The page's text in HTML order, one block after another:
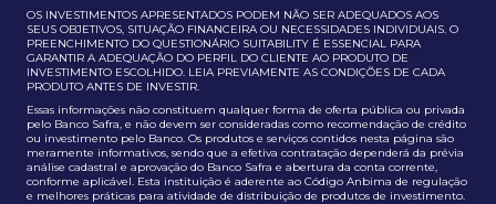
OS INVESTIMENTOS APRESENTADOS PODEM NÃO SER ADEQUADOS AOS
SEUS OBJETIVOS, SITUAÇÃO FINANCEIRA OU NECESSIDADES INDIVIDUAIS. O
PREENCHIMENTO DO QUESTIONÁRIO SUITABILITY É ESSENCIAL PARA
GARANTIR A ADEQUAÇÃO DO PERFIL DO CLIENTE AO PRODUTO DE
INVESTIMENTO ESCOLHIDO. LEIA PREVIAMENTE AS CONDIÇÕES DE CADA
PRODUTO ANTES DE INVESTIR.
Essas informações não constituem qualquer forma de oferta pública ou privada
pelo Banco Safra, e não devem ser consideradas como recomendação de crédito
ou investimento pelo Banco. Os produtos e serviços contidos nesta página são
meramente informativos, sendo que a efetiva contratação dependerá da prévia
análise cadastral e aprovação do Banco Safra e abertura da conta corrente,
conforme aplicável. Esta instituição é aderente ao Código Anbima de regulação
e melhores práticas para atividade de distribuição de produtos de investimento.